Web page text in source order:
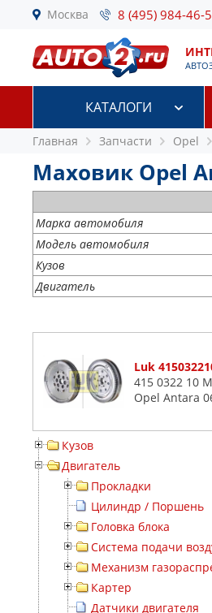
Москва 8 (495) 984-46-
КАТАЛОГИ
Главная Запчасти Opel
Маховик Opel
Марка автомобиля
Модель автомобиля
Кузов
Двигатель
Luk
415 0322 10
Opel Antara
Кузов
Двигатель
Прокладки
Цилиндр / Поршень
Головка блока
Система подачи
Механизм
Картер
Датчики двигателя